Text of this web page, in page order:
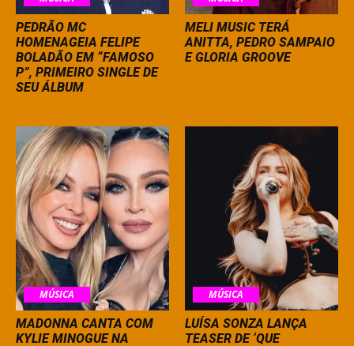
PEDRÃO MC
HOMENAGEIA FELIPE
BOLADÃO EM “FAMOSO
P”, PRIMEIRO SINGLE DE
SEU ÁLBUM
MELI MUSIC TERÁ
ANITTA, PEDRO SAMPAIO
E GLORIA GROOVE
MÚSICA
MADONNA CANTA COM
KYLIE MINOGUE NA
MÚSICA
LUÍSA SONZA LANÇA
TEASER DE ‘QUE